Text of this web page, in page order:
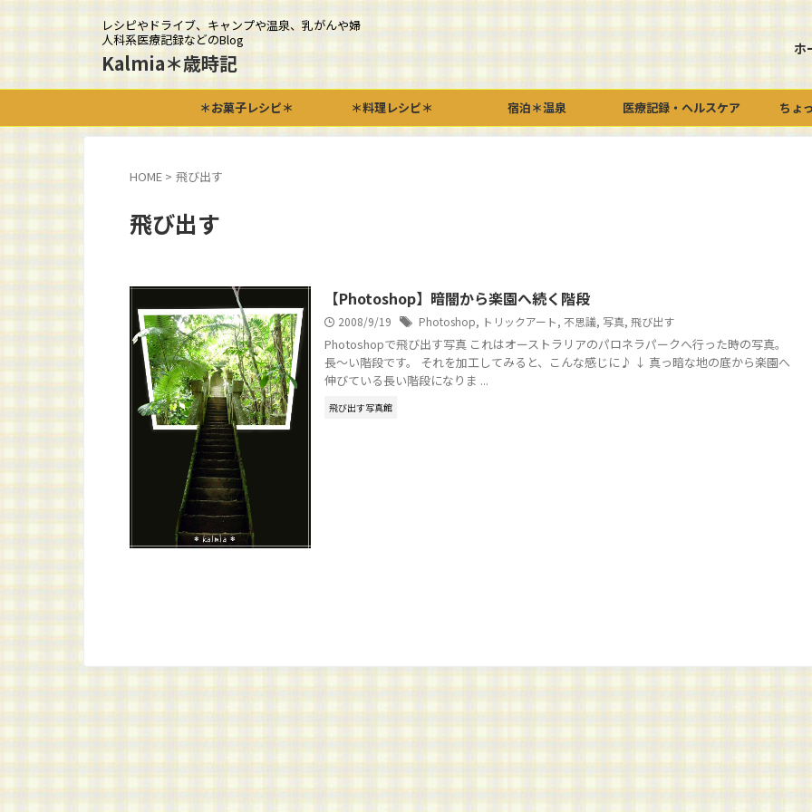
レシピやドライブ、キャンプや温泉、乳がんや婦
人科系医療記録などのBlog
Kalmia＊歳時記
ホ
＊お菓子レシピ＊ ＊料理レシピ＊ 宿泊＊温泉 医療記録・ヘルスケア ちょ
HOME > 飛び出す
飛び出す
【Photoshop】暗闇から楽園へ続く階段
2008/9/19 Photoshop, トリックアート, 不思議, 写真, 飛び出す
Photoshopで飛び出す写真 これはオーストラリアのパロネラパークへ行った時の写真。
長～い階段です。 それを加工してみると、こんな感じに♪ ↓ 真っ暗な地の底から楽園へ
伸びている長い階段になりま ...
飛び出す写真館